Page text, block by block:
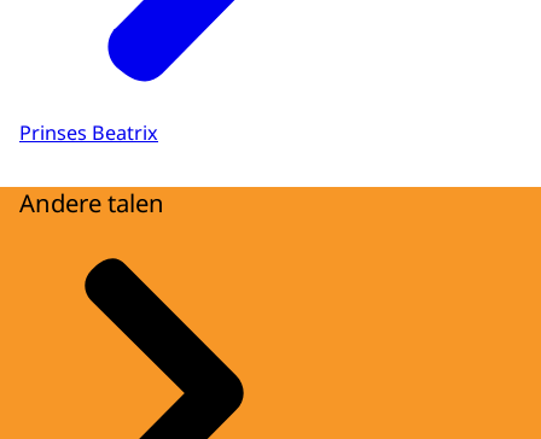
Prinses Beatrix
Andere talen